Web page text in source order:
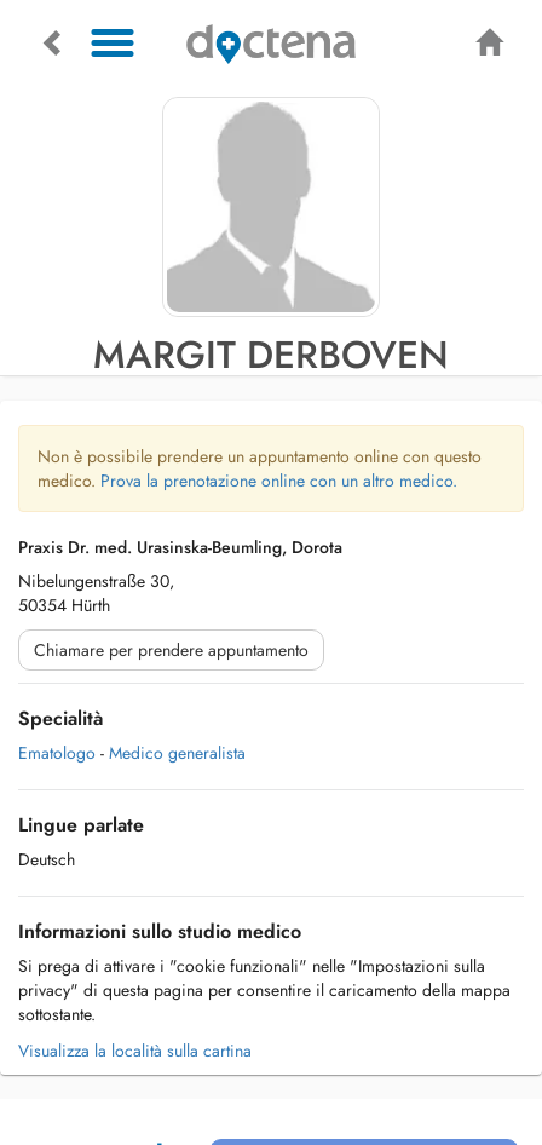
MARGIT DERBOVEN
Non è possibile prendere un appuntamento online con questo
medico. Prova la prenotazione online con un altro medico.
Praxis Dr. med. Urasinska-Beumling, Dorota
Nibelungenstraße 30,
50354 Hürth
Chiamare per prendere appuntamento
Specialità
Ematologo - Medico generalista
Lingue parlate
Deutsch
Informazioni sullo studio medico
Si prega di attivare i "cookie funzionali" nelle "Impostazioni sulla
privacy" di questa pagina per consentire il caricamento della mappa
sottostante.
Visualizza la località sulla cartina